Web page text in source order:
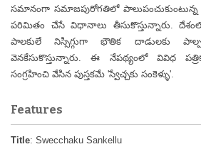
సమానంగా సమాజపురోగతిలో
పరిమితం చేసే విధానాలు తీసుకొస్తున్నారు.
పాలకులే నిస్సిగ్గుగా భౌతిక దాడులకు
వెనకేసుకొస్తున్నారు. ఈ నేపథ్యంలో వివిధ
సంగ్రహించి వేసిన పుస్తకమే 'స్వేచ్చకు సంకెళ్ళు'.
Features
Title: Swecchaku Sankellu